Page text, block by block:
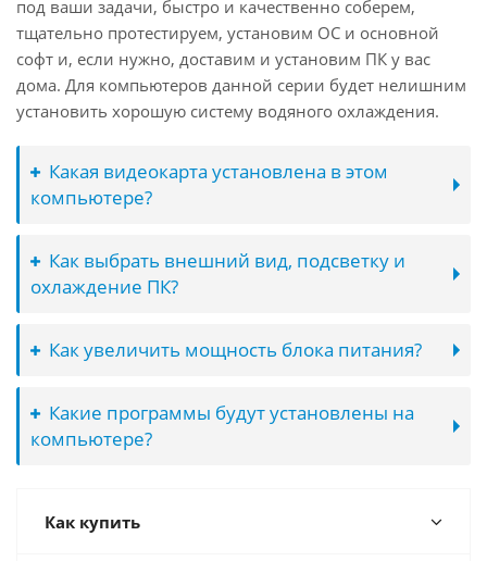
под ваши задачи, быстро и качественно соберем,
тщательно протестируем, установим ОС и основной
софт и, если нужно, доставим и установим ПК у вас
дома. Для компьютеров данной серии будет нелишним
установить хорошую систему водяного охлаждения.
Какая видеокарта установлена в этом
компьютере?
Как выбрать внешний вид, подсветку и
охлаждение ПК?
Как увеличить мощность блока питания?
Какие программы будут установлены на
компьютере?
Как купить